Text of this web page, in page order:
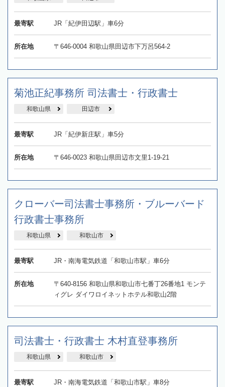
最寄駅 JR「紀伊田辺駅」車6分
所在地 〒646-0004 和歌山県田辺市下万呂564-2
菊池正紀事務所 司法書士・行政書士
和歌山県 田辺市
最寄駅 JR「紀伊新庄駅」車5分
所在地 〒646-0023 和歌山県田辺市文里1-19-21
クローバー司法書士事務所・ブルーバード
行政書士事務所
和歌山県 和歌山市
最寄駅 JR・南海電気鉄道「和歌山市駅」車6分
所在地
〒640-8156 和歌山県和歌山市七番丁26番地1 モンテ
ィグレ ダイワロイネットホテル和歌山2階
司法書士・行政書士 木村直登事務所
和歌山県 和歌山市
最寄駅 JR・南海電気鉄道「和歌山市駅」車8分